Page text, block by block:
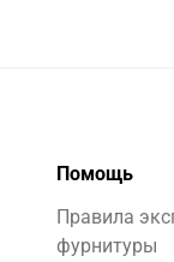
Помощь
Правила
фурнитуры